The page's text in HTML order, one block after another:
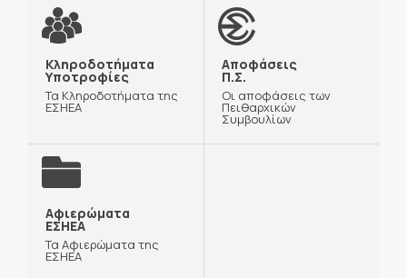
Κληροδοτήματα
Υποτροφίες
Τα Κληροδοτήματα της
ΕΣΗΕΑ
Αποφάσεις
Π.Σ.
Οι αποφάσεις των
Πειθαρχικών
Συμβουλίων
Αφιερώματα
ΕΣΗΕΑ
Τα Αφιερώματα της
ΕΣΗΕΑ